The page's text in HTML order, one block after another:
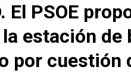
El PSOE
estación de
por cuestión